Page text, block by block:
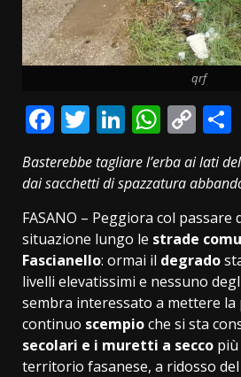
qrf
Facebook
Twitter
LinkedIn
Basterebbe tagliare l’erba ai lati
dai sacchetti di spazzatura
FASANO – Peggiora col passare
situazione lungo le strade
Fascianello: ormai il degrado
livelli elevatissimi e nessuno
sembra interessato a mettere la
continuo scempioche si sta
secolari e i muretti a secco
territorio fasanese, a ridosso